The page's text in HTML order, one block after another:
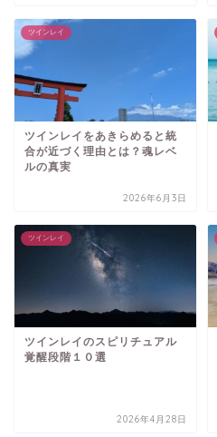
ツインレイ
ツインレイをあきらめると統
合が近づく理由とは？魂レベ
ルの真実
2026年6月3日
ツインレイ
ツインレイのスピリチュアル
覚醒段階１０選
2026年4月28日